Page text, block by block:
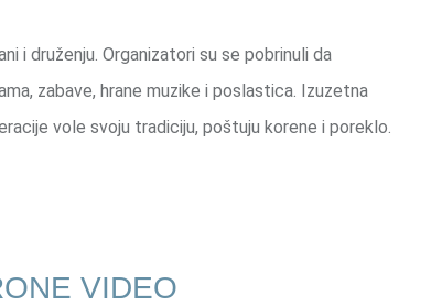
i druženju. Organizatori su se pobrinuli da
zabave, hrane muzike i poslastica. Izuzetna
vole svoju tradiciju, poštuju korene i poreklo.
VIDEO